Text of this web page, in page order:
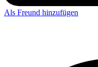
Als Freund hinzufügen